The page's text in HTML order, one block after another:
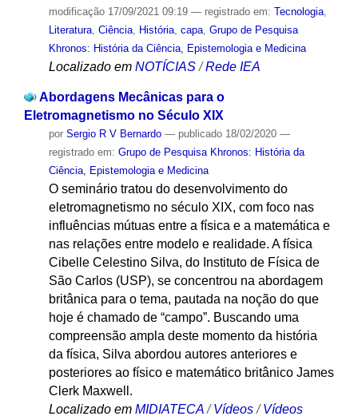
modificação17/09/2021 09:19 — registrado em: Tecnologia,
Literatura, Ciência, História, capa, Grupo de Pesquisa
Khronos: História da Ciência, Epistemologia e Medicina
Localizado em NOTÍCIAS /Rede IEA
Abordagens Mecânicas para o
Eletromagnetismo no Século XIX
por Sergio R V Bernardo — publicado18/02/2020 —
registrado em: Grupo de Pesquisa Khronos: História da
Ciência, Epistemologia e Medicina
O seminário tratou do desenvolvimento do
eletromagnetismo no século XIX, com foco nas
influências mútuas entre a física e a matemática e
nas relações entre modelo e realidade. A física
Cibelle Celestino Silva, do Instituto de Física de
São Carlos (USP), se concentrou na abordagem
britânica para o tema, pautada na noção do que
hoje é chamado de “campo”. Buscando uma
compreensão ampla deste momento da história
da física, Silva abordou autores anteriores e
posteriores ao físico e matemático britânico James
Clerk Maxwell.
Localizado em MIDIATECA / Vídeos / Vídeos